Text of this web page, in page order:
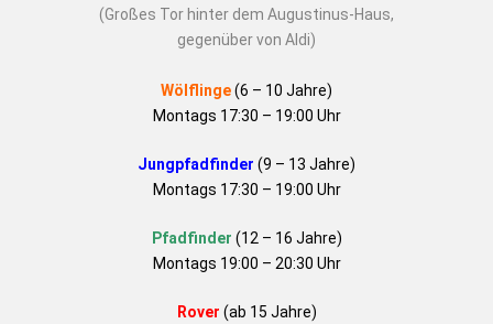
(Großes Tor hinter dem Augustinus-Haus,
gegenüber von Aldi)
Wölflinge(6 – 10 Jahre)
Montags 17:30 – 19:00 Uhr
Jungpfadfinder (9 – 13 Jahre)
Montags 17:30 – 19:00 Uhr
Pfadfinder (12 – 16 Jahre)
Montags 19:00 – 20:30 Uhr
Rover (ab 15 Jahre)